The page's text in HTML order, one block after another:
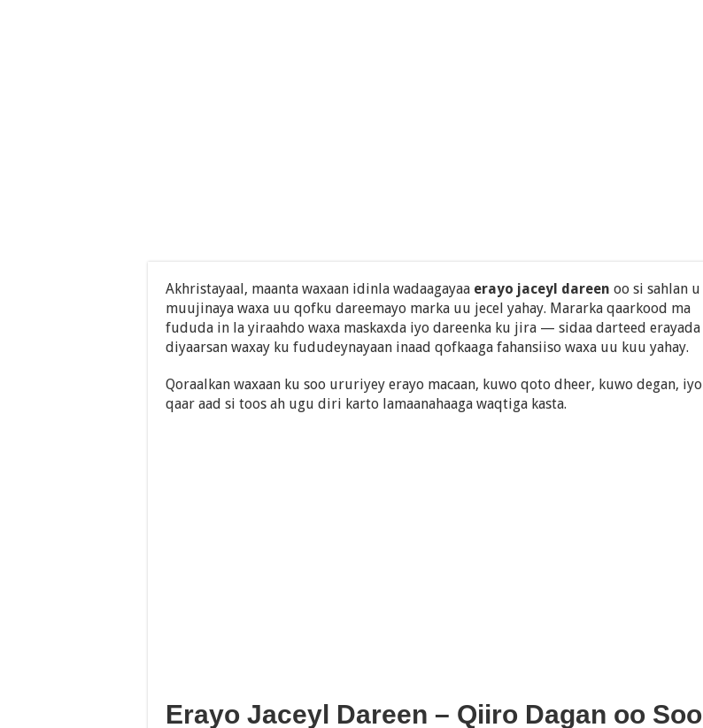
Akhristayaal, maanta waxaan idinla wadaagayaa erayo jaceyl dareen oo si sahlan u
muujinaya waxa uu qofku dareemayo marka uu jecel yahay. Mararka qaarkood ma
fududa in la yiraahdo waxa maskaxda iyo dareenka ku jira — sidaa darteed erayada
diyaarsan waxay ku fududeynayaan inaad qofkaaga fahansiiso waxa uu kuu yahay.
Qoraalkan waxaan ku soo ururiyey erayo macaan, kuwo qoto dheer, kuwo degan, iyo
qaar aad si toos ah ugu diri karto lamaanahaaga waqtiga kasta.
Erayo Jaceyl Dareen – Qiiro Dagan oo Soo